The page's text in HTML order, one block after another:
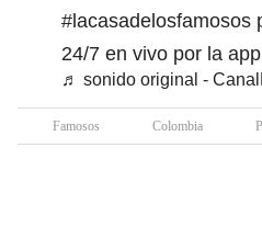
#lacasadelosfamosos
24/7 en vivo por la
♬ sonido original -
Famosos Colombia